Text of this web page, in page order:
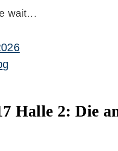
wait...
Halle 2: Die